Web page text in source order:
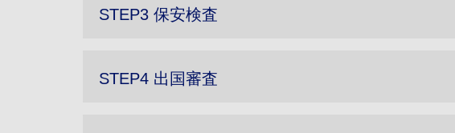
STEP3 保安検査
STEP4 出国審査